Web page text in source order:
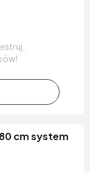
cm system